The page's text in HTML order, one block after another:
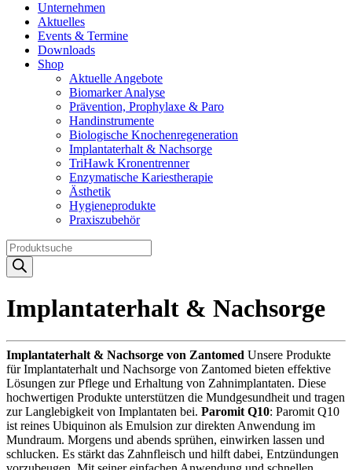
Unternehmen
Aktuelles
Events & Termine
Downloads
Shop
Aktuelle Angebote
Biomarker Analyse
Prävention, Prophylaxe & Paro
Handinstrumente
Biologische Knochenregeneration
Implantaterhalt & Nachsorge
TriHawk Kronentrenner
Enzymatische Kariestherapie
Ästhetik
Hygieneprodukte
Praxiszubehör
Products
search
Implantaterhalt & Nachsorge
Implantaterhalt & Nachsorge von Zantomed Unsere Produkte
für Implantaterhalt und Nachsorge von Zantomed bieten effektive
Lösungen zur Pflege und Erhaltung von Zahnimplantaten. Diese
hochwertigen Produkte unterstützen die Mundgesundheit und tragen
zur Langlebigkeit von Implantaten bei. Paromit Q10: Paromit Q10
ist reines Ubiquinon als Emulsion zur direkten Anwendung im
Mundraum. Morgens und abends sprühen, einwirken lassen und
schlucken. Es stärkt das Zahnfleisch und hilft dabei, Entzündungen